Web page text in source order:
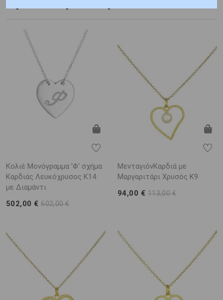
Κολιέ Μονόγραμμα 'Φ' σχήμα
Καρδιάς Λευκόχρυσος K14
με Διαμάντι
502,00 €602,00 €
ΜενταγιόνΚαρδιά με
Μαργαριτάρι Χρυσός K9
94,00 € 113,00 €